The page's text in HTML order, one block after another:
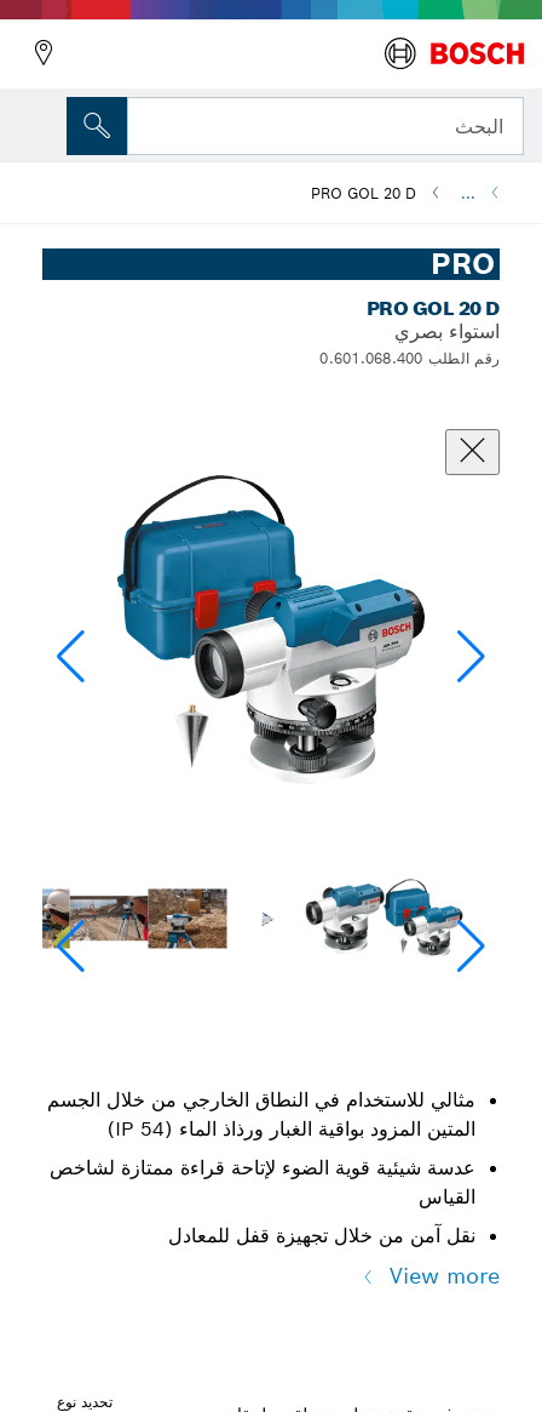
البحث
...
PRO GOL 20 D
PRO
PRO GOL 20 D
استواء بصري
رقم الطلب 0.601.068.400
مثالي للاستخدام في النطاق الخارجي من خلال الجسم
المتين المزود بواقية الغبار ورذاذ الماء (IP 54)
عدسة شيئية قوية الضوء لإتاحة قراءة ممتازة لشاخص
القياس
نقل آمن من خلال تجهيزة قفل للمعادل
View more
تحديد نوع